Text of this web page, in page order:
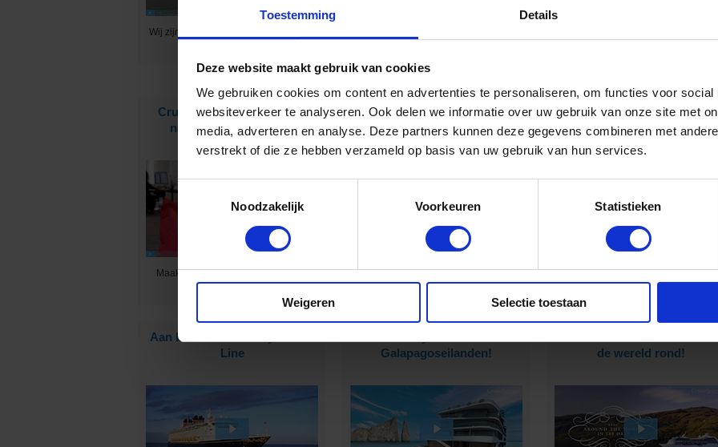
Toestemming Details
Deze website maakt gebruik van cookies
We gebruiken cookies om content en advertenties te personaliseren, om functies voor social
websiteverkeer te analyseren. Ook delen we informatie over uw gebruik van onze site met
media, adverteren en analyse. Deze partners kunnen deze gegevens combineren met
verstrekt of die ze hebben verzameld op basis van uw gebruik van hun services.
Toestemmingsselectie
Noodzakelijk
Voorkeuren Statistieken
Weigeren Selectie toestaan
Wij zijn uitgenodigd om alle faciliteiten
CruiseReizen.nl is op zoek
naar nieuwe collega's!
Maak jij graag mensen blij met een
Een heerlijke cruise compilatie
met collega's!
Krijg jij na het het zien van deze video
Op expeditie cruise met
Seabourn!
Geniet in ultraluxe van
Aan boord van Disney Cruise
Line
Galapagoseilanden!
de wereld rond!